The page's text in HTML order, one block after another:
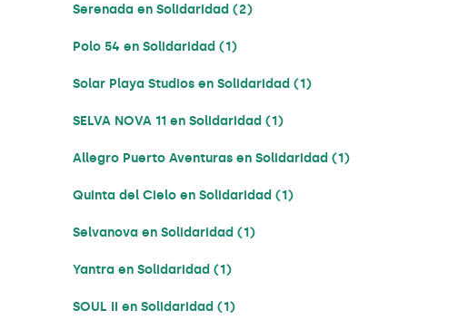
Serenada en Solidaridad (2)
Polo 54 en Solidaridad (1)
Solar Playa Studios en Solidaridad (1)
SELVA NOVA 11 en Solidaridad (1)
Allegro Puerto Aventuras en Solidaridad (1)
Quinta del Cielo en Solidaridad (1)
Selvanova en Solidaridad (1)
Yantra en Solidaridad (1)
SOUL II en Solidaridad (1)